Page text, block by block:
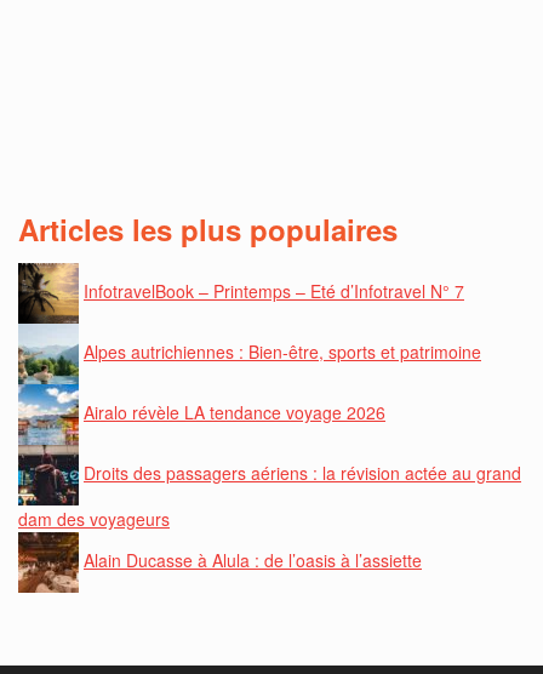
Articles les plus populaires
InfotravelBook – Printemps – Eté d’Infotravel N° 7
Alpes autrichiennes : Bien-être, sports et patrimoine
Airalo révèle LA tendance voyage 2026
Droits des passagers aériens : la révision actée au grand
dam des voyageurs
Alain Ducasse à Alula : de l’oasis à l’assiette